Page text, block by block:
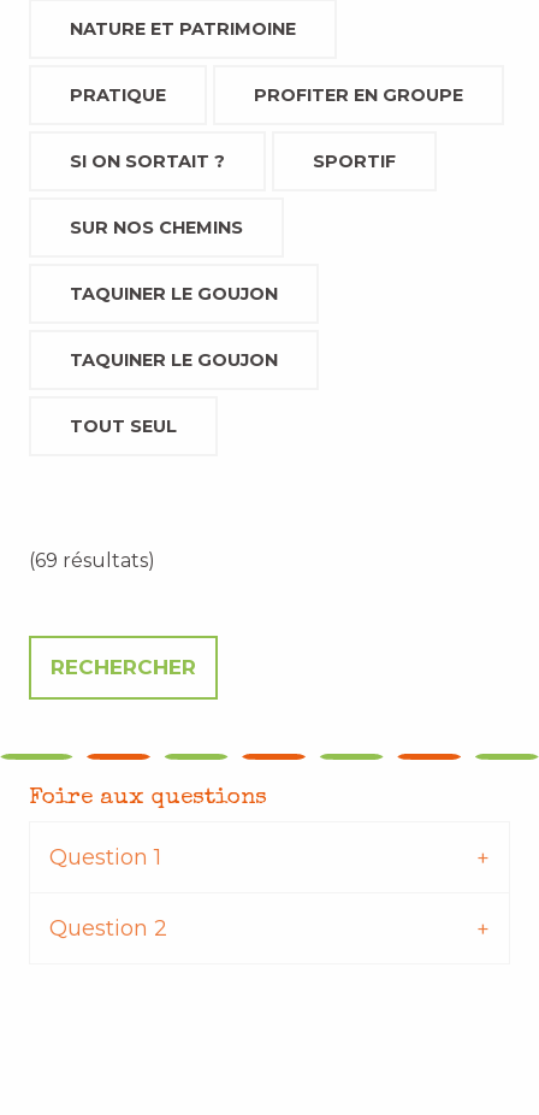
NATURE ET PATRIMOINE
PRATIQUE PROFITER EN GROUPE
SI ON SORTAIT ? SPORTIF
SUR NOS CHEMINS
TAQUINER LE GOUJON
TAQUINER LE GOUJON
TOUT SEUL
(69 résultats)
Foire aux questions
Question 1
Question 2